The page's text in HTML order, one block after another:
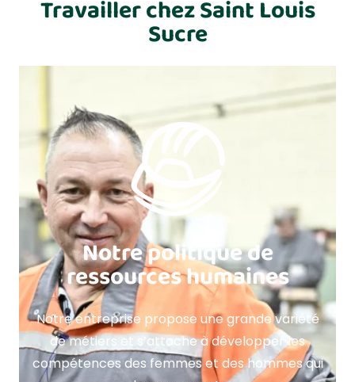
Travailler chez Saint Louis
Sucre
Notre politique de
ressources humaines
Notre entreprise propose une grande variété
de métiers et s’attache à développer les
compétences des femmes et des hommes qui